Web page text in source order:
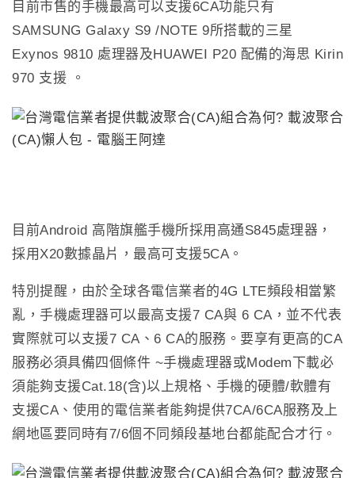
目前市售的手機最高可以支援6CA功能只有
SAMSUNG Galaxy S9 /NOTE 9所搭載的三星
Exynos 9810 處理器及 HUAWEI P20 配備的海思 Kirin
970 支援 。
目前Android 高階旗艦手機所採用高通S845處理器，
採用 X20數據晶片，最高可支援5CA 。
特別提醒，由於全球各電信業者的4G LTE頻段相當繁
亂，手機處理器可以最高支援7 CA與 6 CA ，並不代表
實際就可以支援7 CA 、 6 CA的服務。要享有更高的CA
服務必須具備四個條件 ~手機處理器或Modem下載必
須能夠支援Cat.18(含)以上規格、手機的硬體/軟體有
支援CA 、使用的電信業者能夠提供7CA/6CA服務及上
網地區要同時有7/6個不同頻段基地台都能配合才行。